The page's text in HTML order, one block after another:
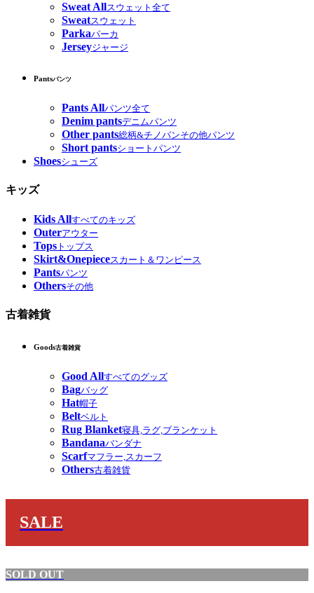
Sweat Allスウェット全て
Sweatスウェット
Parkaパーカ
Jerseyジャージ
Pantsパンツ
Pants Allパンツ全て
Denim pantsデニムパンツ
Other pants総柄&チノパンその他パンツ
Short pantsショートパンツ
Shoesシューズ
キッズ
Kids Allすべてのキッズ
Outerアウター
Tops トップス
Skirt&Onepieceスカート＆ワンピース
Pantsパンツ
Othersその他
古着雑貨
Goods古着雑貨
Good Allすべてのグッズ
Bagバッグ
Hat帽子
Beltベルト
Rug Blanket寝具,ラグ,ブランケット
Bandanaバンダナ
Scarfマフラー,スカーフ
Others古着雑貨
SALE
SOLD OUT